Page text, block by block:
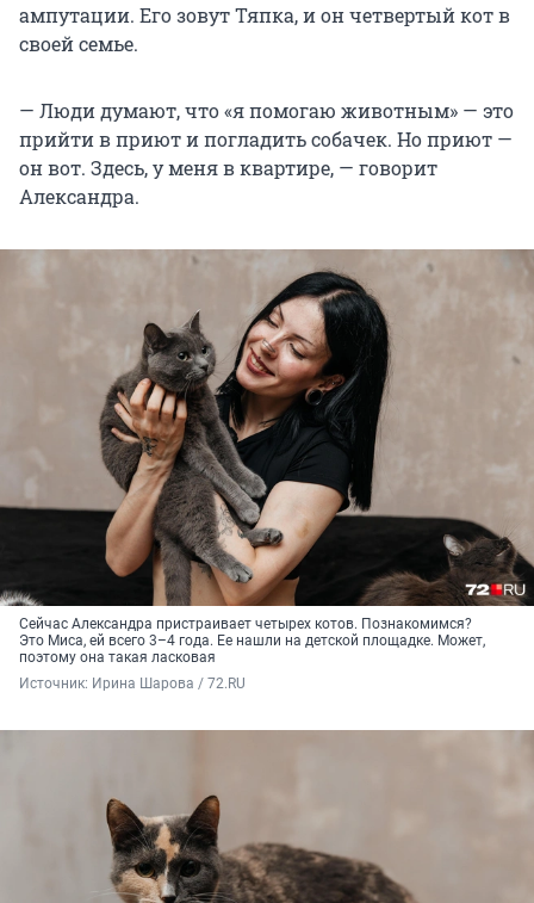
ампутации. Его зовут Тяпка, и он четвертый кот в
своей семье.
— Люди думают, что «я помогаю животным» — это
прийти в приют и погладить собачек. Но приют —
он вот. Здесь, у меня в квартире, — говорит
Александра.
Сейчас Александра пристраивает четырех котов. Познакомимся?
Это Миса, ей всего 3–4 года. Ее нашли на детской площадке. Может,
поэтому она такая ласковая
Источник: Ирина Шарова / 72.RU